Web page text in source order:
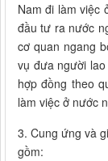
Nam đi làm việc
đầu tư ra nước
cơ quan ngang
vụ đưa người
hợp đồng theo
làm việc ở nước
3. Cung ứng và
gồm: